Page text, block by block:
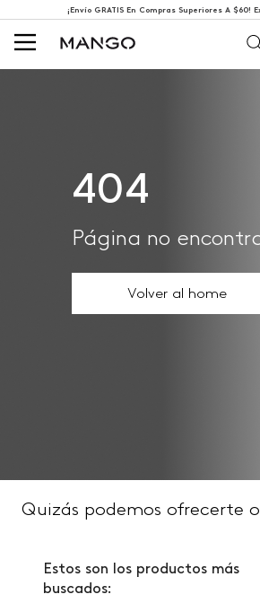
¡Envío GRATIS En Compras Superiores A $60!
404
Página no
Volver al home
Quizás podemos ofrecerte
Estos son los productos más
buscados: